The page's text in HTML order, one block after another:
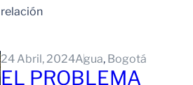
relación
24 Abril, 2024Agua, Bogotá
EL PROBLEMA